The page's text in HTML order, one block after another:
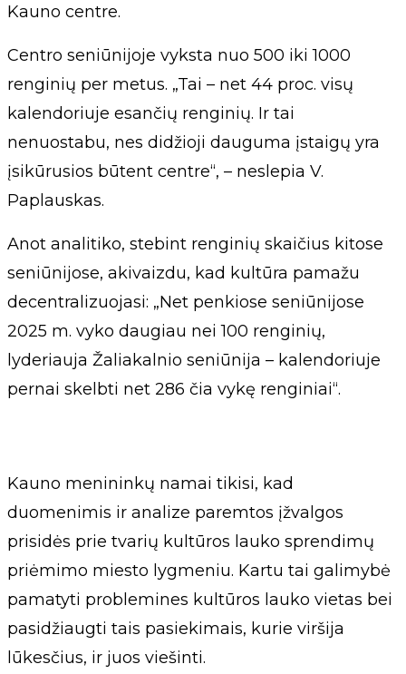
Kauno centre.
Centro seniūnijoje vyksta nuo 500 iki 1000
renginių per metus. „Tai – net 44 proc. visų
kalendoriuje esančių renginių. Ir tai
nenuostabu, nes didžioji dauguma įstaigų yra
įsikūrusios būtent centre“, – neslepia V.
Paplauskas.
Anot analitiko, stebint renginių skaičius kitose
seniūnijose, akivaizdu, kad kultūra pamažu
decentralizuojasi: „Net penkiose seniūnijose
2025 m. vyko daugiau nei 100 renginių,
lyderiauja Žaliakalnio seniūnija – kalendoriuje
pernai skelbti net 286 čia vykę renginiai“.
Kauno menininkų namai tikisi, kad
duomenimis ir analize paremtos įžvalgos
prisidės prie tvarių kultūros lauko sprendimų
priėmimo miesto lygmeniu. Kartu tai galimybė
pamatyti problemines kultūros lauko vietas bei
pasidžiaugti tais pasiekimais, kurie viršija
lūkesčius, ir juos viešinti.